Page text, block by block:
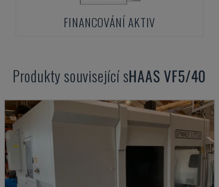
FINANCOVÁNÍ AKTIV
Produkty související sHAAS VF5/40